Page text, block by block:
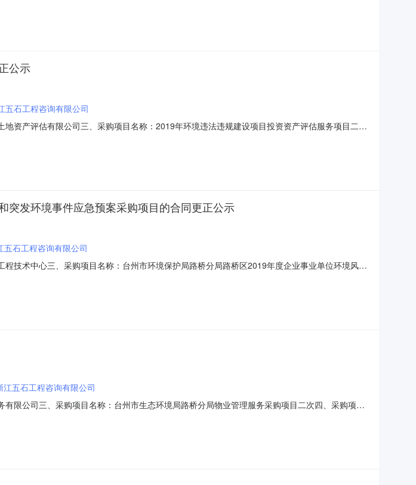
采购代理机构采购代理机构名称：浙江五石工程咨询有限公司项目联系人：徐名峰；联系电话：
公示
五石工程咨询有限公司
资产评估有限公司三、采购项目名称：2019年环境违法违规建设项目投资资产评估服务项目二次
、联系方式1、采购代理机构名称：浙江五石工程咨询有限公司联系人：汪女士、高女士
突发环境事件应急预案采购项目的合同更正公示
五石工程咨询有限公司
技术中心三、采购项目名称：台州市环境保护局路桥分局路桥区2019年度企业事业单位环境风险
和突发环境事件应急预案采购项目详见招标文件项1280000.00300000七、联系方式（一）采购
江五石工程咨询有限公司
限公司三、采购项目名称：台州市生态环境局路桥分局物业管理服务采购项目二次四、采购项目
联系方式1、采购单位：台州市生态环境局路桥分局联系人：杨先生；联系方式：0576－